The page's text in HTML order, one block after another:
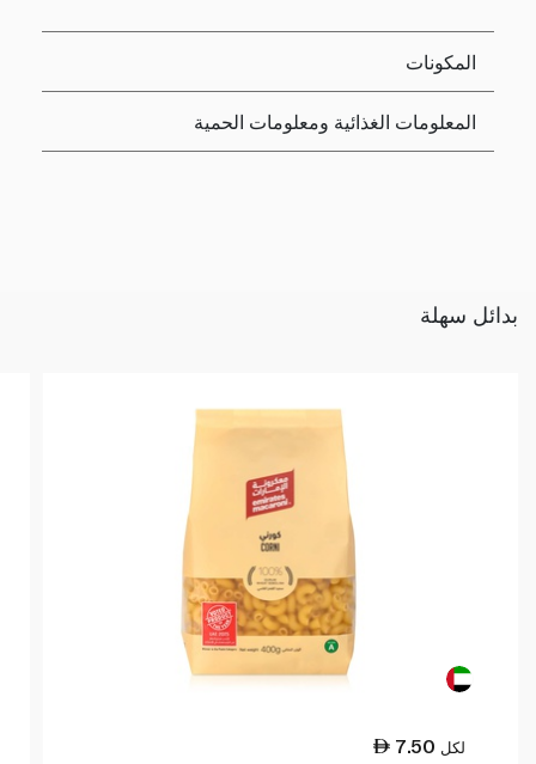
المكونات
المعلومات الغذائية ومعلومات الحمية
بدائل سهلة
7.50 لكل